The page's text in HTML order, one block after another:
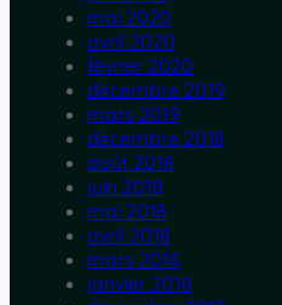
mai 2020
avril 2020
février 2020
décembre 2019
mars 2019
décembre 2018
août 2018
juin 2018
mai 2018
avril 2018
mars 2018
janvier 2018